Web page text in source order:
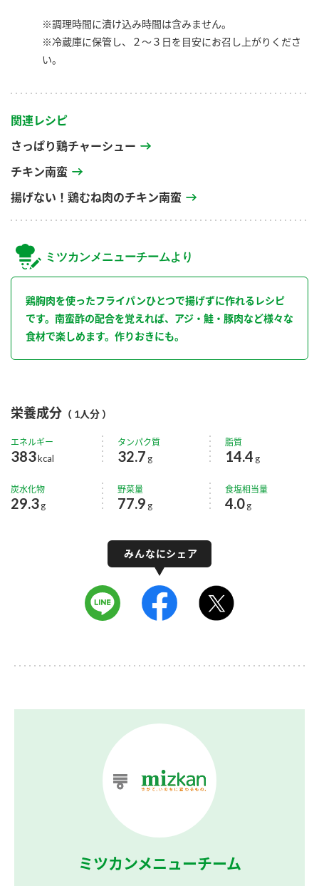
※調理時間に漬け込み時間は含みません。
※冷蔵庫に保管し、２～３日を目安にお召し上がりくださ
い。
関連レシピ
さっぱり鶏チャーシュー
チキン南蛮
揚げない！鶏むね肉のチキン南蛮
ミツカンメニューチームより
鶏胸肉を使ったフライパンひとつで揚げずに作れるレシピ
です。南蛮酢の配合を覚えれば、アジ・鮭・豚肉など様々な
食材で楽しめます。作りおきにも。
栄養成分 （ 1人分 ）
エネルギー
383kcal
タンパク質
32.7 g
脂質
14.4 g
炭水化物
29.3g
野菜量
77.9 g
食塩相当量
4.0 g
ミツカンメニューチーム